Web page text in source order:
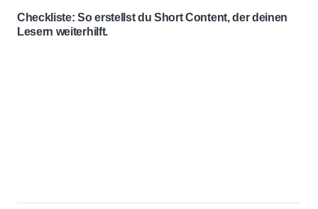
Checkliste: So erstellst du Short Content, der deinen
Lesern weiterhilft.